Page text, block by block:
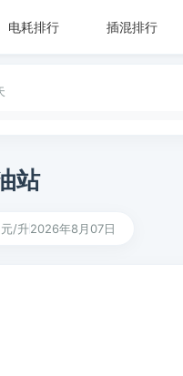
电耗排行 插混排行
站
元/升2026年8月07日